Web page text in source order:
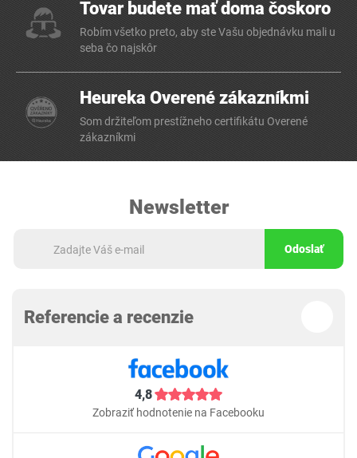
Tovar budete mať doma čoskoro
Robím všetko preto, aby ste Vašu objednávku mali u
seba čo najskôr
Heureka Overené zákazníkmi
Som držiteľom prestížneho certifikátu Overené
zákazníkmi
Newsletter
Odoslať
Referencie a recenzie
4,8
Zobraziť hodnotenie na Facebooku